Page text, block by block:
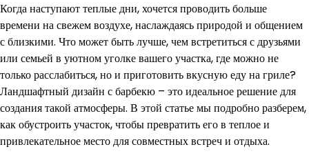
Когда наступают теплые дни, хочется проводить больше
времени на свежем воздухе, наслаждаясь природой и общением
с близкими. Что может быть лучше, чем встретиться с друзьями
или семьей в уютном уголке вашего участка, где можно не
только расслабиться, но и приготовить вкусную еду на гриле?
Ландшафтный дизайн с барбекю – это идеальное решение для
создания такой атмосферы. В этой статье мы подробно разберем,
как обустроить участок, чтобы превратить его в теплое и
привлекательное место для совместных встреч и отдыха.